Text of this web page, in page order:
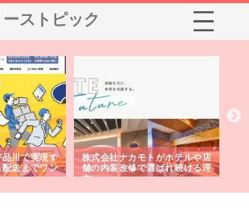
ストピック
川で実現す
送までワン
株式会社ナカモトがホテルや店
舗の内装改修で選ばれ続ける理
由